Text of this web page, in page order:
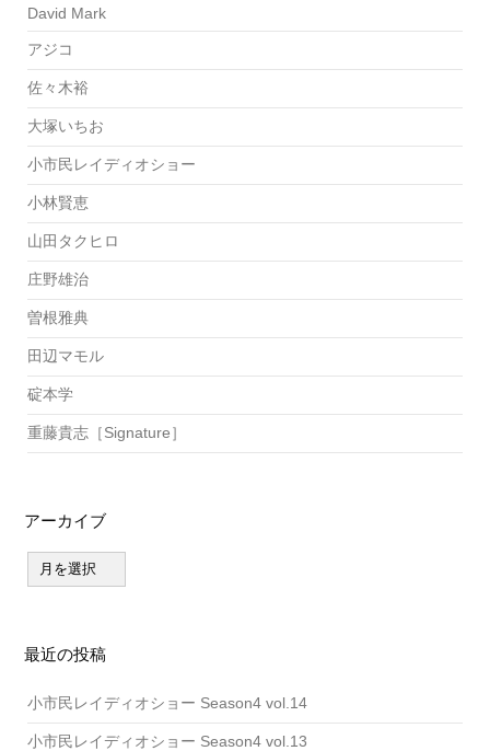
David Mark
アジコ
佐々木裕
大塚いちお
小市民レイディオショー
小林賢恵
山田タクヒロ
庄野雄治
曽根雅典
田辺マモル
碇本学
重藤貴志［Signature］
アーカイブ
ー
最近の投稿
小市民レイディオショー Season4 vol.14
小市民レイディオショー Season4 vol.13